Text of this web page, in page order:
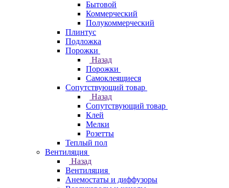
Бытовой
Коммерческий
Полукоммерческий
Плинтус
Подложка
Порожки
Назад
Порожки
Самоклеящиеся
Сопутствующий товар
Назад
Сопутствующий товар
Клей
Мелки
Розетты
Теплый пол
Вентиляция
Назад
Вентиляция
Анемостаты и диффузоры